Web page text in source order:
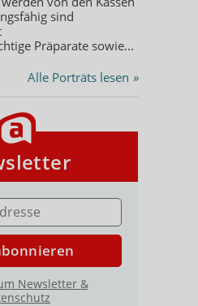
sind
Präparate sowie...
Alle Porträts lesen »
Newsletter &